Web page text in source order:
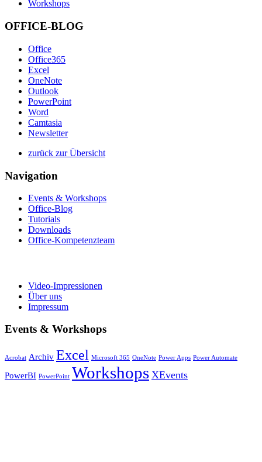
Workshops
OFFICE-BLOG
Office
Office365
Excel
OneNote
Outlook
PowerPoint
Word
Camtasia
Newsletter
zurück zur Übersicht
Navigation
Events & Workshops
Office-Blog
Tutorials
Downloads
Office-Kompetenzteam
Video-Impressionen
Über uns
Impressum
Events & Workshops
Acrobat Archiv Excel Microsoft 365 OneNote Power Apps Power Automate
PowerBI PowerPoint Workshops XEvents